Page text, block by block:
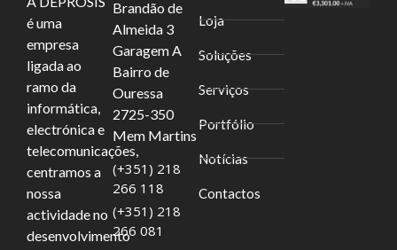
é uma
empresa
ligada ao
ramo da
informática,
electrónica e
telecomunicações,
centramos a
nossa
actividade no
desenvolvimento
Brandão de
Almeida 3
Garagem A
Bairro de
Ouressa
2725-350
Mem Martins
(+351) 218
266 118
(+351) 218
266 081
Loja
Soluções
Serviços
Portfólio
Notícias
Contactos